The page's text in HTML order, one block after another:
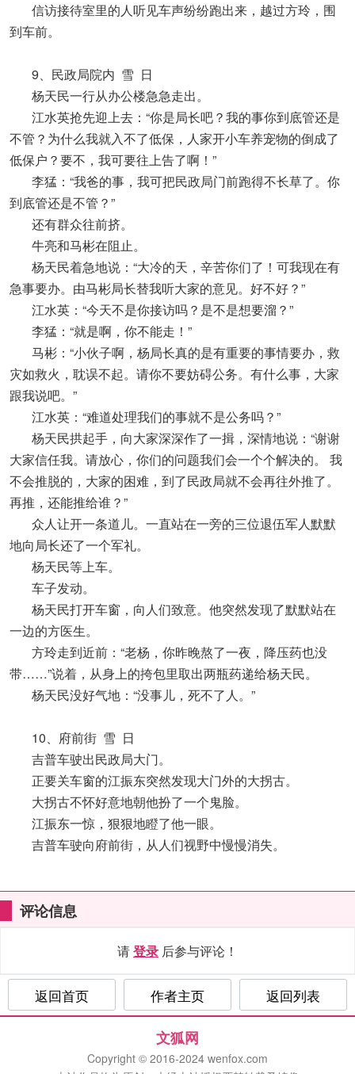
信访接待室里的人听见车声纷纷跑出来，越过方玲，围
到车前。
9、民政局院内 雪 日
杨天民一行从办公楼急急走出。
江水英抢先迎上去：“你是局长吧？我的事你到底管还是
不管？为什么我就入不了低保，人家开小车养宠物的倒成了
低保户？要不，我可要往上告了啊！”
李猛：“我爸的事，我可把民政局门前跑得不长草了。你
到底管还是不管？”
还有群众往前挤。
牛亮和马彬在阻止。
杨天民着急地说：“大冷的天，辛苦你们了！可我现在有
急事要办。由马彬局长替我听大家的意见。好不好？”
江水英：“今天不是你接访吗？是不是想要溜？”
李猛：“就是啊，你不能走！”
马彬：“小伙子啊，杨局长真的是有重要的事情要办，救
灾如救火，耽误不起。请你不要妨碍公务。有什么事，大家
跟我说吧。”
江水英：“难道处理我们的事就不是公务吗？”
杨天民拱起手，向大家深深作了一揖，深情地说：“谢谢
大家信任我。请放心，你们的问题我们会一个个解决的。 我
不会推脱的，大家的困难，到了民政局就不会再往外推了。
再推，还能推给谁？”
众人让开一条道儿。一直站在一旁的三位退伍军人默默
地向局长还了一个军礼。
杨天民等上车。
车子发动。
杨天民打开车窗，向人们致意。他突然发现了默默站在
一边的方医生。
方玲走到近前：“老杨，你昨晚熬了一夜，降压药也没
带……”说着，从身上的挎包里取出两瓶药递给杨天民。
杨天民没好气地：“没事儿，死不了人。”
10、府前街 雪 日
吉普车驶出民政局大门。
正要关车窗的江振东突然发现大门外的大拐古。
大拐古不怀好意地朝他扮了一个鬼脸。
江振东一惊，狠狠地瞪了他一眼。
吉普车驶向府前街，从人们视野中慢慢消失。
评论信息
请登录 后参与评论！
返回首页 作者主页 返回列表
文狐网
Copyright © 2016-2024 wenfox.com